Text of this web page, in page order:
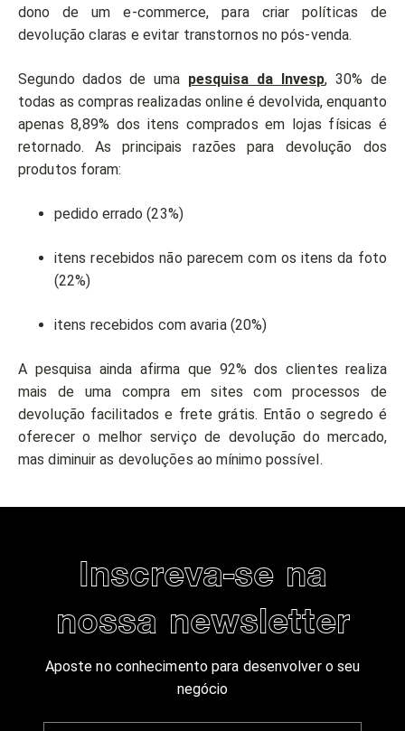
dono de um e-commerce, para criar políticas de
devolução claras e evitar transtornos no pós-venda.
Segundo dados de uma pesquisa da Invesp, 30% de
todas as compras realizadas online é devolvida, enquanto
apenas 8,89% dos itens comprados em lojas físicas é
retornado. As principais razões para devolução dos
produtos foram:
pedido errado (23%)
itens recebidos não parecem com os itens da foto
(22%)
itens recebidos com avaria (20%)
A pesquisa ainda afirma que 92% dos clientes realiza
mais de uma compra em sites com processos de
devolução facilitados e frete grátis. Então o segredo é
oferecer o melhor serviço de devolução do mercado,
mas diminuir as devoluções ao mínimo possível.
Inscreva-se na
nossa newsletter
Aposte no conhecimento para desenvolver o seu
negócio